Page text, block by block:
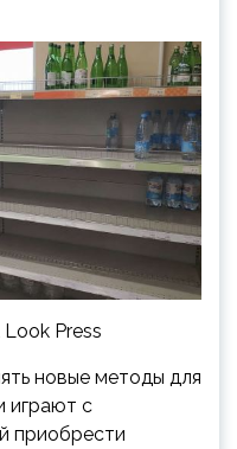
Press
новые методы для
играют с
приобрести